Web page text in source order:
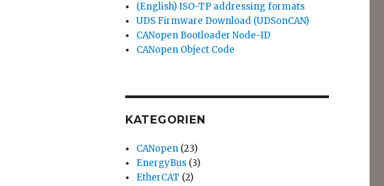
(English) ISO-TP addressing formats
UDS Firmware Download (UDSonCAN)
CANopen Bootloader Node-ID
CANopen Object Code
KATEGORIEN
CANopen (23)
EnergyBus (3)
EtherCAT (2)